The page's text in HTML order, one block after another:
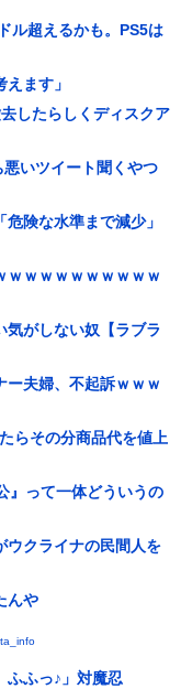
ル超えるかも。PS5は
ます」
したらしくディスクア
いツイート聞くやつ
険な水準まで減少」
ｗｗｗｗｗｗｗｗｗｗ
気がしない奴【ラブラ
ー夫婦、不起訴ｗｗｗ
らその分商品代を値上
』って一体どういうの
ウクライナの民間人を
んや
ふふっ♪」対魔忍